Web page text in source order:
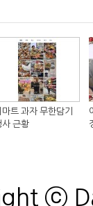
마트 과자 무한담기
사 근황
ⓒ